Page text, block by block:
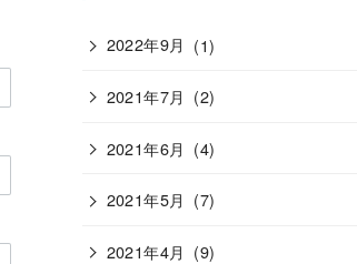
2022年9月 (1)
2021年7月 (2)
2021年6月 (4)
2021年5月 (7)
2021年4月 (9)